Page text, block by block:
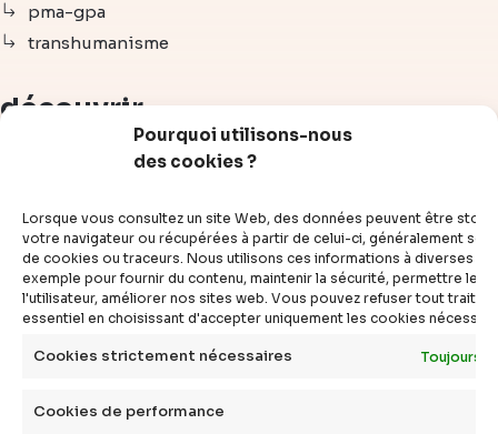
Pourquoi utilisons-nous
des cookies ?
Lorsque vous consultez un site Web, des données peuvent être
votre navigateur ou récupérées à partir de celui-ci, généralement
de cookies ou traceurs. Nous utilisons ces informations à diverses
exemple pour fournir du contenu, maintenir la sécurité, permettre le
l'utilisateur, améliorer nos sites web. Vous pouvez refuser tout
essentiel en choisissant d'accepter uniquement les cookies
Cookies strictement nécessaires Toujours
Cookies de performance
pma-gpa
transhumanisme
découvrir
dossiers
experts
compléments
questions
définitions
livres